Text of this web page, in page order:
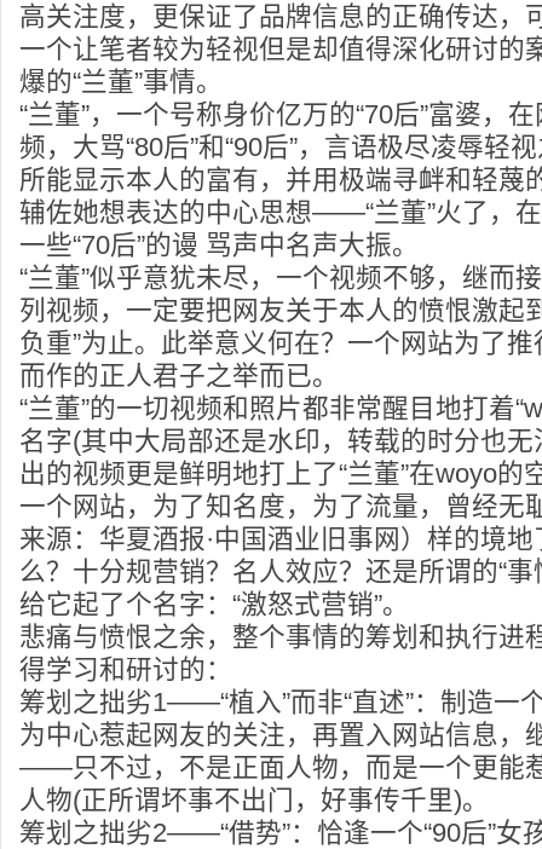
高关注度，更保证了品牌信息的正确传达，
一个让笔者较为轻视但是却值得深化研讨的
爆的“兰董”事情。
“兰董”，一个号称身价亿万的“70后”富婆，
频，大骂“80后”和“90后”，言语极尽凌辱轻
所能显示本人的富有，并用极端寻衅和轻蔑
辅佐她想表达的中心思想——“兰董”火了，在
一些“70后”的谩 骂声中名声大振。
“兰董”似乎意犹未尽，一个视频不够，继而
列视频，一定要把网友关于本人的愤恨激起
负重”为止。此举意义何在？一个网站为了
而作的正人君子之举而已。
“兰董”的一切视频和照片都非常醒目地打着
名字(其中大局部还是水印，转载的时分也
出的视频更是鲜明地打上了“兰董”在woyo的
一个网站，为了知名度，为了流量，曾经无
来源：华夏酒报·中国酒业旧事网）样的境
么？十分规营销？名人效应？还是所谓的“
给它起了个名字：“激怒式营销”。
悲痛与愤恨之余，整个事情的筹划和执行进
得学习和研讨的：
筹划之拙劣1——“植入”而非“直述”：制造一
为中心惹起网友的关注，再置入网站信息，
——只不过，不是正面人物，而是一个更能
人物(正所谓坏事不出门，好事传千里)。
筹划之拙劣2——“借势”：恰逢一个“90后”女